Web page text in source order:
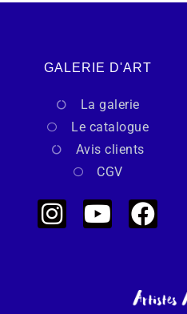
GALERIE D'ART
La galerie
Le catalogue
Avis clients
CGV